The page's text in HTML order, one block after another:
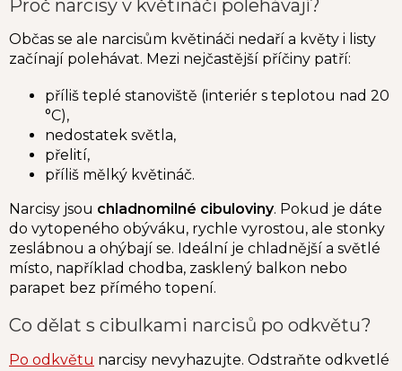
Proč narcisy v květináči polehávají?
Občas se ale narcisům květináči nedaří a květy i listy
začínají polehávat. Mezi nejčastější příčiny patří:
příliš teplé stanoviště (interiér s teplotou nad 20
°C),
nedostatek světla,
přelití,
příliš mělký květináč.
Narcisy jsou chladnomilné cibuloviny. Pokud je dáte
do vytopeného obýváku, rychle vyrostou, ale stonky
zeslábnou a ohýbají se. Ideální je chladnější a světlé
místo, například chodba, zasklený balkon nebo
parapet bez přímého topení.
Co dělat s cibulkami narcisů po odkvětu?
Po odkvětu narcisy nevyhazujte. Odstraňte odkvetlé